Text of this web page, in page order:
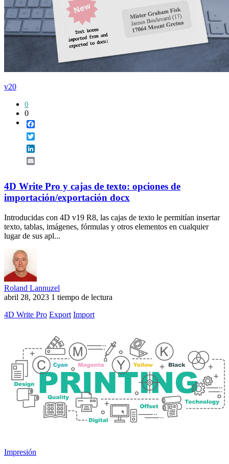
v20
0
0
4D Write Pro y cajas de texto: opciones de
importación/exportación docx
Introducidas con 4D v19 R8, las cajas de texto le permitían insertar
texto, tablas, imágenes, fórmulas y otros elementos en cualquier
lugar de sus apl...
Roland Lannuzel
abril 28, 2023 1 tiempo de lectura
4D Write Pro Export Import
Impresión